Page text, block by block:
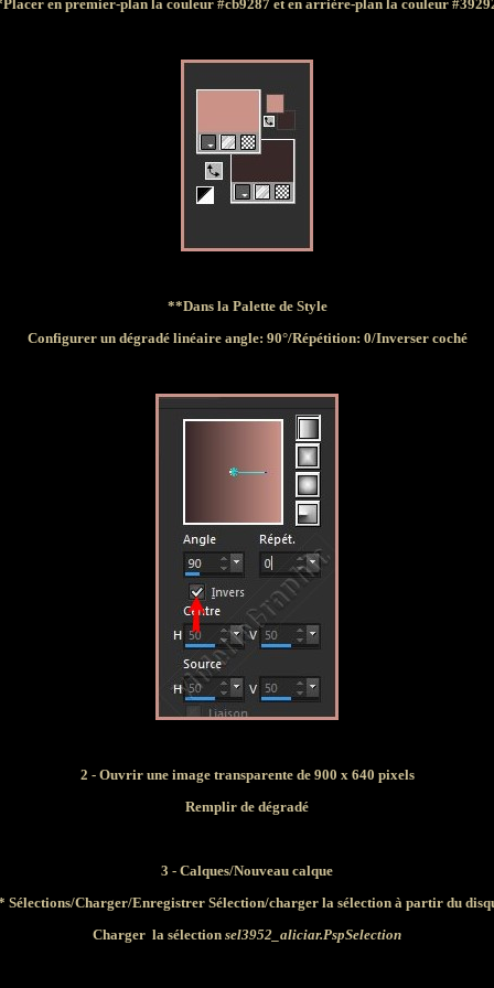
en premier-plan la couleur #cb9287 et en arrière-plan la couleur
**Dans la Palette de Style
Configurer un dégradé linéaire angle: 90°/Répétition: 0/Inverser coché
2 - Ouvrir une image transparente de 900 x 640 pixels
Remplir de dégradé
3 - Calques/Nouveau calque
Sélections/Charger/Enregistrer Sélection/charger la sélection à partir du
Charger la sélection sel3952_aliciar.PspSelection